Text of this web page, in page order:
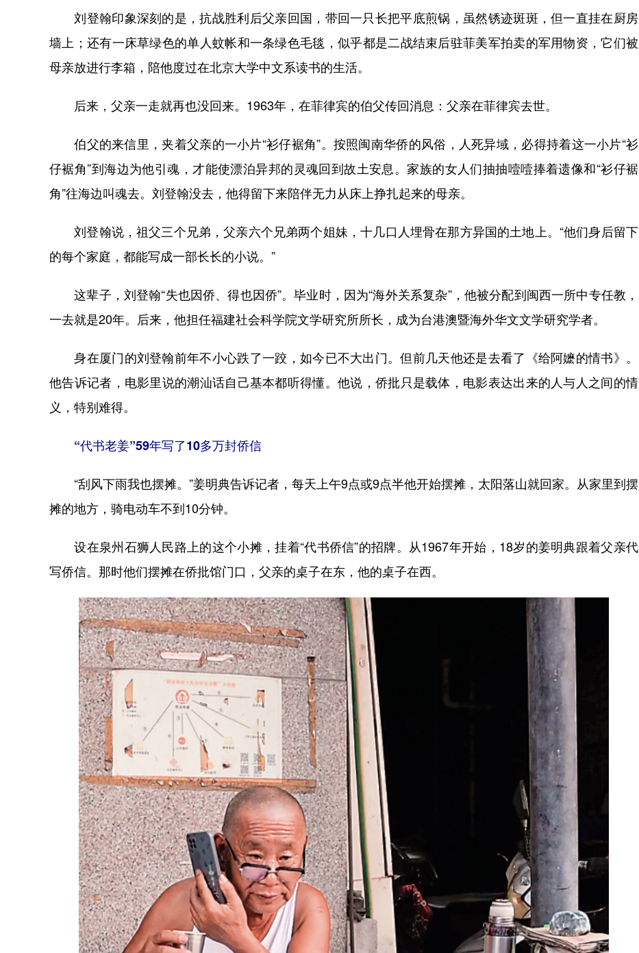
刘登翰印象深刻的是，抗战胜利后父亲回国，带回一只长把平底煎锅，虽然锈迹斑斑，但一直挂在厨房
墙上；还有一床草绿色的单人蚊帐和一条绿色毛毯，似乎都是二战结束后驻菲美军拍卖的军用物资，它们被
母亲放进行李箱，陪他度过在北京大学中文系读书的生活。
后来，父亲一走就再也没回来。1963年，在菲律宾的伯父传回消息：父亲在菲律宾去世。
伯父的来信里，夹着父亲的一小片“衫仔裾角”。按照闽南华侨的风俗，人死异域，必得持着这一小片“衫
仔裾角”到海边为他引魂，才能使漂泊异邦的灵魂回到故土安息。家族的女人们抽抽噎噎捧着遗像和“衫仔裾
角”往海边叫魂去。刘登翰没去，他得留下来陪伴无力从床上挣扎起来的母亲。
刘登翰说，祖父三个兄弟，父亲六个兄弟两个姐妹，十几口人埋骨在那方异国的土地上。“他们身后留下
的每个家庭，都能写成一部长长的小说。”
这辈子，刘登翰“失也因侨、得也因侨”。毕业时，因为“海外关系复杂”，他被分配到闽西一所中专任教，
一去就是20年。后来，他担任福建社会科学院文学研究所所长，成为台港澳暨海外华文文学研究学者。
身在厦门的刘登翰前年不小心跌了一跤，如今已不大出门。但前几天他还是去看了《给阿嬷的情书》。
他告诉记者，电影里说的潮汕话自己基本都听得懂。他说，侨批只是载体，电影表达出来的人与人之间的情
义，特别难得。
“代书老姜”59年写了10多万封侨信
“刮风下雨我也摆摊。”姜明典告诉记者，每天上午9点或9点半他开始摆摊，太阳落山就回家。从家里到摆
摊的地方，骑电动车不到10分钟。
设在泉州石狮人民路上的这个小摊，挂着“代书侨信”的招牌。从1967年开始，18岁的姜明典跟着父亲代
写侨信。那时他们摆摊在侨批馆门口，父亲的桌子在东，他的桌子在西。